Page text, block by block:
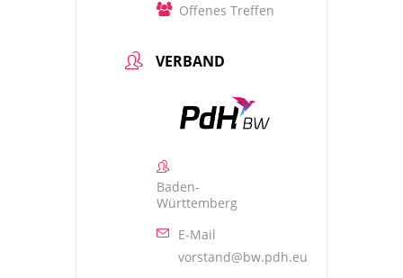
Offenes Treffen
VERBAND
Baden-
Württemberg
E-Mail
vorstand@bw.pdh.eu